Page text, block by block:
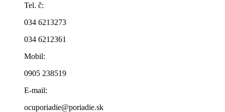
Tel. č:
034 6213273
034 6212361
Mobil:
0905 238519
E-mail:
ocuporiadie@poriadie.sk